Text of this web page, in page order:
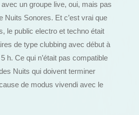
un groupe live, oui, mais pas
Nuits Sonores. Et c’est vrai que
le public electro et techno était
de type clubbing avec début à
h. Ce qui n’était pas compatible
Nuits qui doivent terminer
de modus vivendi avec le